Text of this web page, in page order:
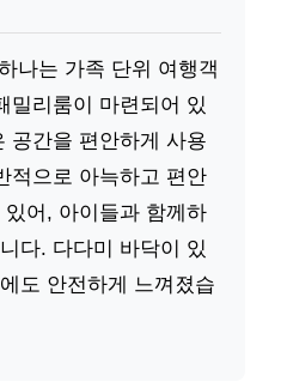
나는 가족 단위 여행객
밀리룸이 마련되어 있
공간을 편안하게 사용
적으로 아늑하고 편안
어, 아이들과 함께하
다. 다다미 바닥이 있
도 안전하게 느껴졌습